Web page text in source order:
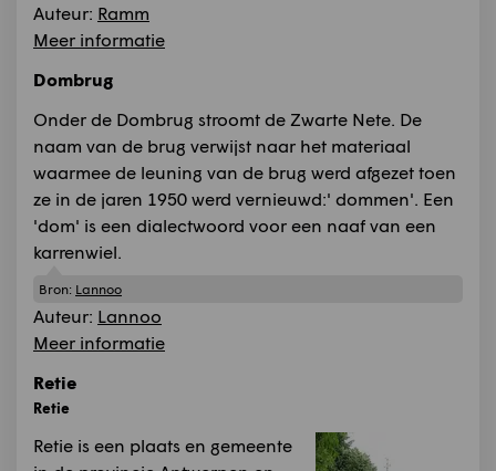
Auteur: Ramm
Meer informatie
Dombrug
Onder de Dombrug stroomt de Zwarte Nete. De
naam van de brug verwijst naar het materiaal
waarmee de leuning van de brug werd afgezet toen
ze in de jaren 1950 werd vernieuwd:' dommen'. Een
'dom' is een dialectwoord voor een naaf van een
karrenwiel.
Bron: Lannoo
Auteur: Lannoo
Meer informatie
Retie
Retie
Retie is een plaats en gemeente